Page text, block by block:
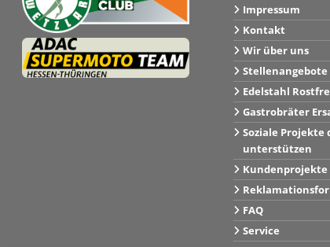
Impressum
Kontakt
Wir über uns
Stellenangebote
Edelstahl
Gastrobräter
Soziale Projekte
unterstützen
Kundenprojekte
FAQ
Service